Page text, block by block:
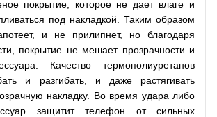
покрытие, которое не дает влаге и
под накладкой. Таким образом
и не прилипнет, но благодаря
покрытие не мешает прозрачности и
Качество термополиуретанов
и разгибать, и даже растягивать
накладку. Во время удара либо
защитит телефон от сильных